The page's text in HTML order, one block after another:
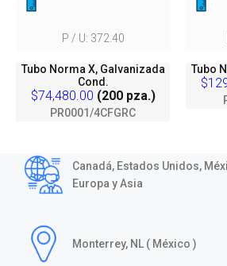
P / U: 372.40
Tubo Norma X, Galvanizada
Cond.
$74,480.00 (200 pza.)
PR0001/4CFGRC
Tubo
Canadá, Estados Unidos,
Europa y Asia
Monterrey, NL ( México )